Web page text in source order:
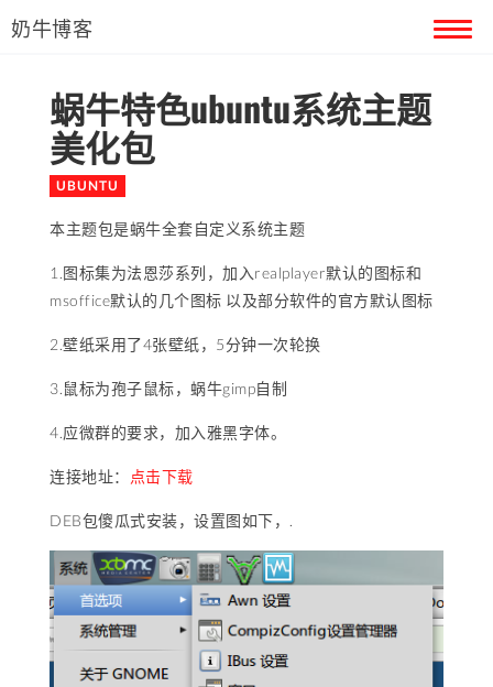
奶牛博客
首页
蜗牛特色ubuntu系统主题
美化包
UBUNTU
本主题包是蜗牛全套自定义系统主题
1.图标集为法恩莎系列，加入realplayer默认的图标和
msoffice默认的几个图标 以及部分软件的官方默认图标
2.壁纸采用了4张壁纸，5分钟一次轮换
3.鼠标为孢子鼠标，蜗牛gimp自制
4.应微群的要求，加入雅黑字体。
连接地址： 点击下载
DEB包傻瓜式安装，设置图如下，.